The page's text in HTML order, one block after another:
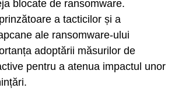
blocate de ransomware.
a tacticilor și a
ale ransomware-ului
adoptării măsurilor de
pentru a atenua impactul unor